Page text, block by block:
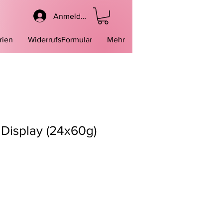
WiderrufsFormular Mehr
Anmelden
(24x60g)